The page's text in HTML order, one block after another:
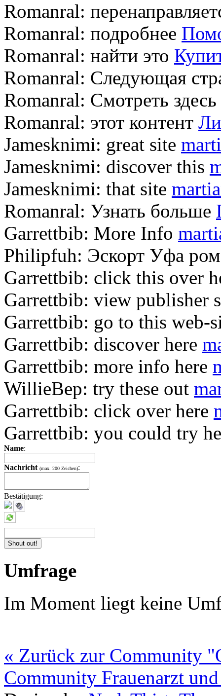
Romanral:
Romanral: подробнее
Romanral: найти это
Romanral: Следующая
Romanral: Смотреть здесь
Romanral: этот контент
Jamesknimi: great site
Jamesknimi: discover this
Jamesknimi: that site
Romanral: Узнать больше
Garrettbib: More Info
Philipfuh: Эскорт Уфа
Garrettbib: click this over
Garrettbib: view publisher
Garrettbib: go to this web-
Garrettbib: discover here
Garrettbib: more info here
WillieBep: try these out
Garrettbib: click over here
Garrettbib: you could try
Name:
Nachricht (max. 200 Zeichen):
Bestätigung:
Umfrage
Im Moment liegt keine
« Zurück zur Community
Community Frauenarzt